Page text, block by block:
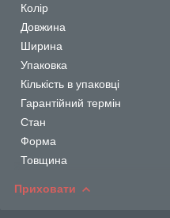
Колір
Довжина
Ширина
Упаковка
Кількість в упаковці
Гарантійний термін
Стан
Форма
Товщина
Приховати